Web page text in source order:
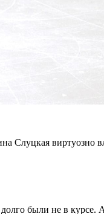
Слуцкая
были не в